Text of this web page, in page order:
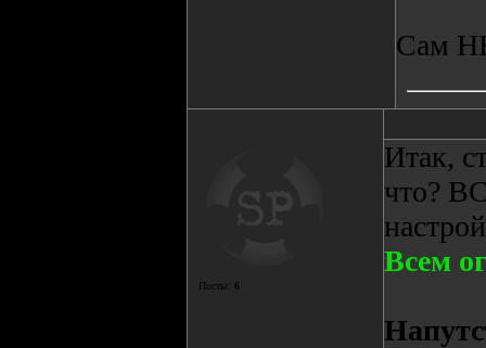
Сам
Посты: 6
Итак,
что?
Всем